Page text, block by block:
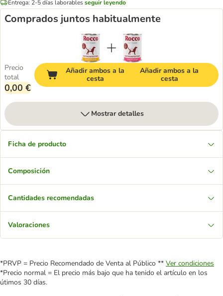
Entrega: 2-5 días laborablesseguir leyendo
Comprados juntos habitualmente
Precio
total
0,00 €
Añadir ambos a la
cesta
Añadir ambos a la
cesta
Mostrar detalles
Ficha de producto
Composición
Cantidades recomendadas
Valoraciones
*PRVP = Precio Recomendado de Venta al Público ** Ver condiciones
*Precio normal = El precio más bajo que ha tenido el artículo en los
útimos 30 días.